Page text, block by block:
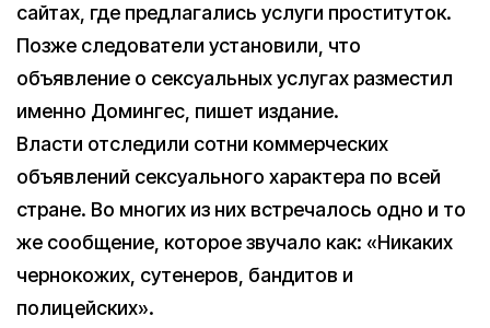
сайтах, где предлагались услуги проституток.
Позже следователи установили, что
объявление о сексуальных услугах разместил
именно Домингес, пишет издание.
Власти отследили сотни коммерческих
объявлений сексуального характера по всей
стране. Во многих из них встречалось одно и то
же сообщение, которое звучало как: «Никаких
чернокожих, сутенеров, бандитов и
полицейских».